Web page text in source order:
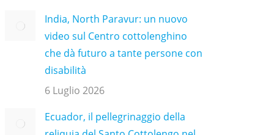
India, North Paravur: un nuovo
video sul Centro cottolenghino
che dà futuro a tante persone con
disabilità
6 Luglio 2026
Ecuador, il pellegrinaggio della